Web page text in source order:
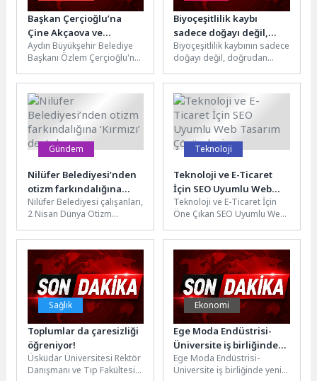
Başkan Çerçioğlu’na
Çine Akçaova ve
Altınabat Mahallesi
Muhtarlarından Ziyaret
Aydın Büyükşehir Belediye
Başkanı Özlem Çerçioğlu'na
Mahallesi Muhtarı İbrahim
Baysal ve Altınabat...
Biyoçeşitlilik kaybı
sadece doğayı değil,
sağlığımızı ve ekonomiyi
tehdit ediyor
Biyoçeşitlilik kaybının sadece
doğayı değil, doğrudan
tehdit ettiğini belirten
İstanbul Atlas Üniversitesi...
Gündem
Nilüfer Belediyesi’nden
otizm farkındalığına
‘Kırmızı’ destek
Nilüfer Belediyesi çalışanları,
2 Nisan Dünya Otizm
giyerek otizmli bireyler ve
aileleri...
Teknoloji
Teknoloji ve E-Ticaret
İçin SEO Uyumlu Web
Tasarım Çözümleri
Teknoloji ve E-Ticaret İçin
Öne Çıkan SEO Uyumlu Web
tasarımı, teknoloji ve...
Sağlık
Toplumlar da çaresizliği
öğreniyor!
Üsküdar Üniversitesi Rektör
Danışmanı ve Tıp Fakültesi
Ekonomi
Ege Moda Endüstrisi-
Üniversite iş birliğinde
yeni dönemin ilk adımı
atıldı
Ege Moda Endüstrisi-
Üniversite iş birliğinde yeni